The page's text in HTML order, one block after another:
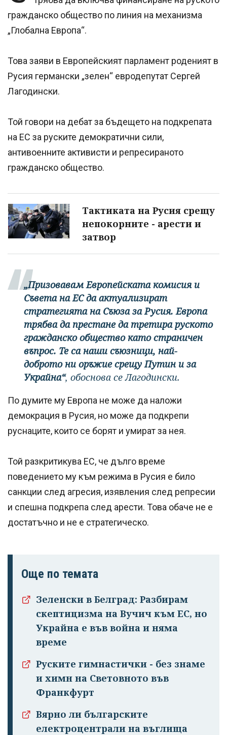
гражданско общество по линия на механизма
„Глобална Европа“.
Това заяви в Европейският парламент роденият в
Русия германски „зелен“ евродепутат Сергей
Лагодински.
Той говори на дебат за бъдещето на подкрепата
на ЕС за руските демократични сили,
антивоенните активисти и репресираното
гражданско общество.
Тактиката на Русия срещу
непокорните - арести и
затвор
„Призовавам Европейската комисия и
Съвета на ЕС да актуализират
стратегията на Съюза за Русия. Европа
трябва да престане да третира руското
гражданско общество като страничен
въпрос. Те са наши съюзници, най-
доброто ни оръжие срещу Путин и за
Украйна“, обоснова се Лагодински.
По думите му Европа не може да наложи
демокрация в Русия, но може да подкрепи
руснаците, които се борят и умират за нея.
Той разкритикува ЕС, че дълго време
поведението му към режима в Русия е било
санкции след агресия, изявления след репресии
и спешна подкрепа след арести. Това обаче не е
достатъчно и не е стратегическо.
Още по темата
Зеленски в Белград: Разбирам
скептицизма на Вучич към ЕС, но
Украйна е във война и няма
време
Руските гимнастички - без знаме
и химн на Световното във
Франкфурт
Вярно ли българските
електроцентрали на въглища